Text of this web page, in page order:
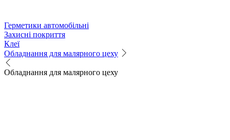
Герметики автомобільні
Захисні покриття
Клеї
Обладнання для малярного цеху
Обладнання для малярного цеху